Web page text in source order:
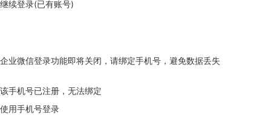
继续登录(已有账号)
企业微信登录功能即将关闭，请绑定手机号，避免数据丢失
该手机号已注册，无法绑定
使用手机号登录